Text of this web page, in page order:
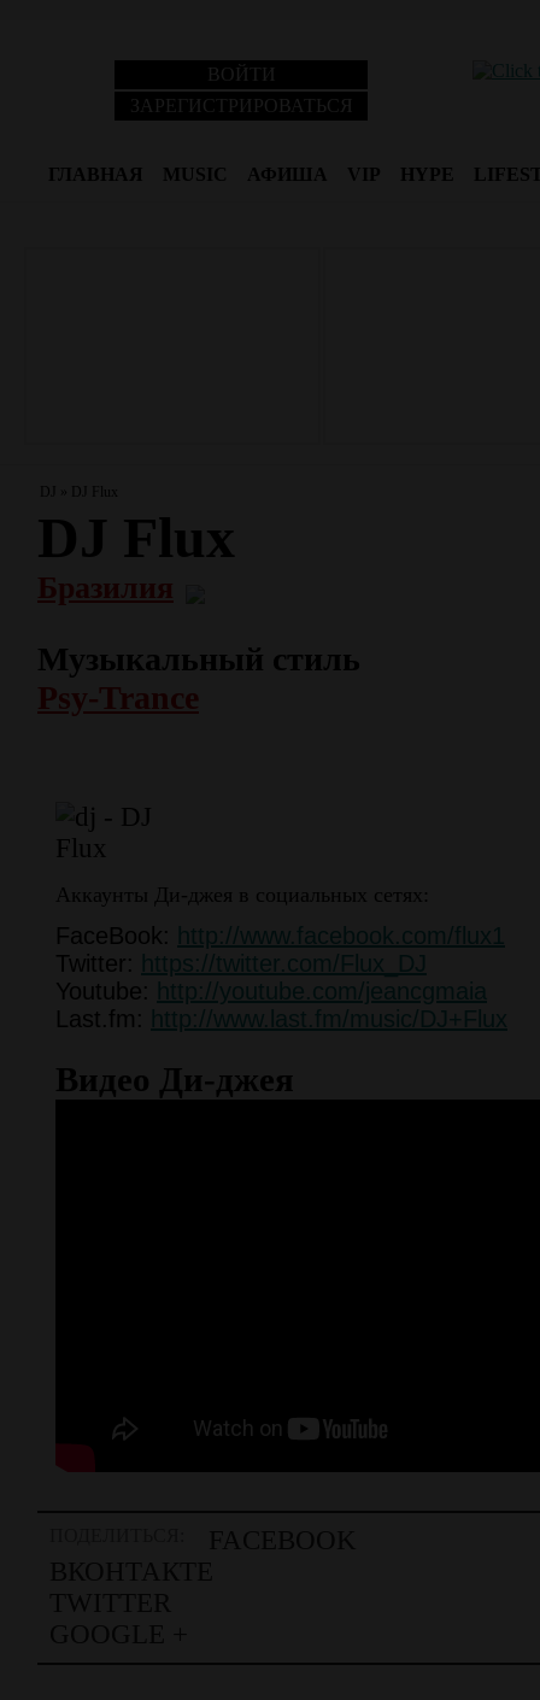
ВОЙТИ
ЗАРЕГИСТРИРОВАТЬСЯ
ГЛАВНАЯ MUSIC АФИША VIP HYPE
DJ » DJ Flux
DJ Flux
Бразилия
Музыкальный стиль
Psy-Trance
Аккаунты Ди-джея в социальных сетях:
FaceBook:
http://www.facebook.com/flux1
Twitter:
https://twitter.com/Flux_DJ
Youtube:
http://youtube.com/jeancgmaia
Last.fm:
http://www.last.fm/music/DJ+Flux
Видео Ди-джея